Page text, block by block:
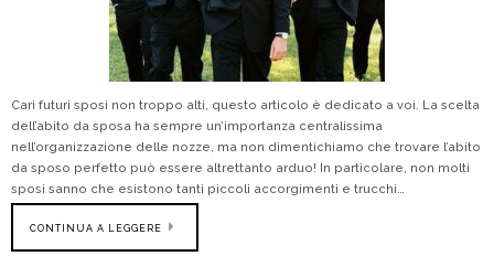
Cari futuri sposi non troppo alti, questo articolo è dedicato a voi. La scelta
dell’abito da sposa ha sempre un’importanza centralissima
nell’organizzazione delle nozze, ma non dimentichiamo che trovare l’abito
da sposo perfetto può essere altrettanto arduo! In particolare, non molti
sposi sanno che esistono tanti piccoli accorgimenti e trucchi…
CONTINUA A LEGGERE